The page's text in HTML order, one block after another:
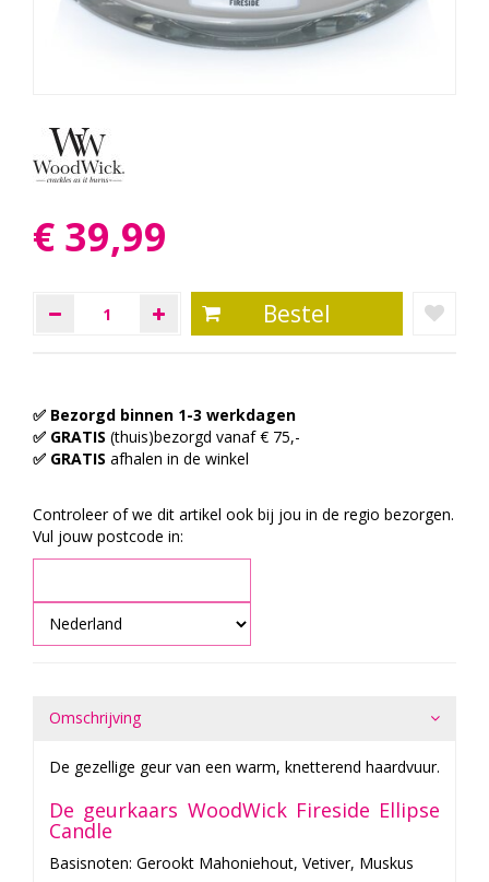
€ 39,99
✅ Bezorgd binnen 1-3 werkdagen
✅ GRATIS (thuis)bezorgd vanaf € 75,-
✅ GRATIS afhalen in de winkel
Controleer of we dit artikel ook bij jou in de regio bezorgen.
Vul jouw postcode in:
Omschrijving
De gezellige geur van een warm, knetterend haardvuur.
De geurkaars WoodWick Fireside Ellipse
Candle
Basisnoten: Gerookt Mahoniehout, Vetiver, Muskus